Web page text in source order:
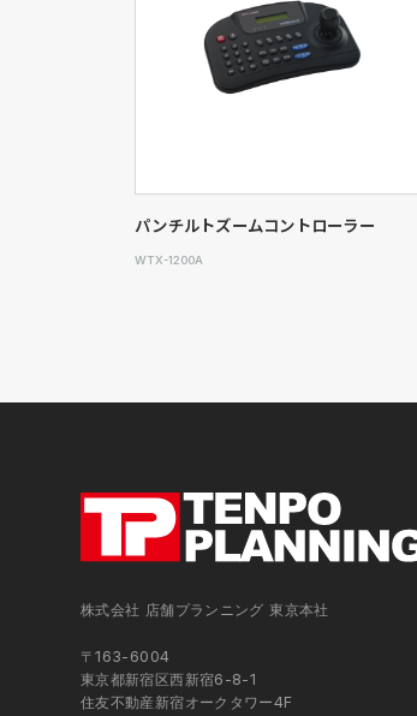
パンチルトズームコントローラー
WTX-1200A
株式会社 店舗プランニング 東京本社
〒163-6004
東京都新宿区西新宿6-8-1
住友不動産新宿オークタワー4F